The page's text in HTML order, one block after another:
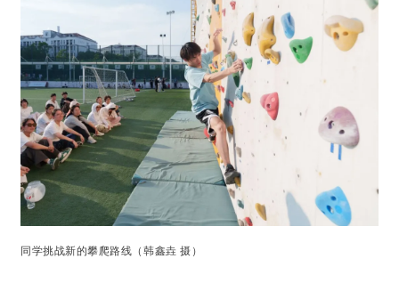
同学挑战新的攀爬路线（韩鑫垚 摄）